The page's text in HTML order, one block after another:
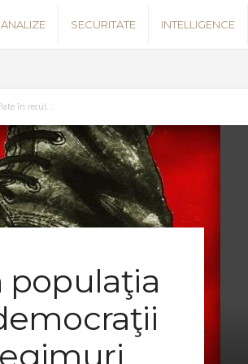
ANALIZE SECURITATE INTELLIGENCE
în recul...
populaţia